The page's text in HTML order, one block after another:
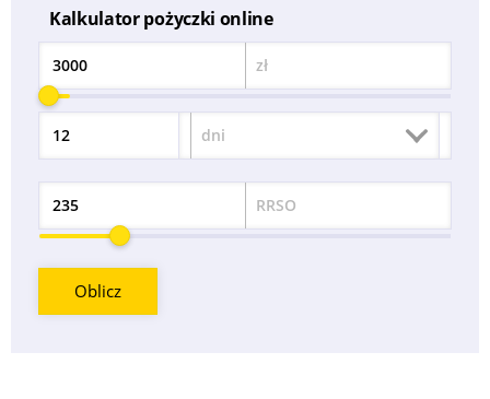
Kalkulator pożyczki online
Kwota zł
Okres dni
Odsetek RRSO
Oblicz